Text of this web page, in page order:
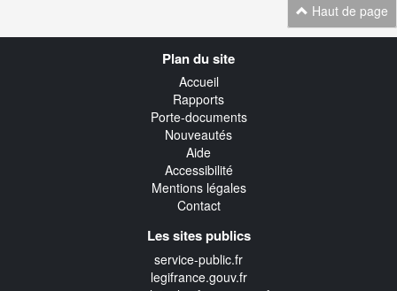
Haut de page
Plan du site
Accueil
Rapports
Porte-documents
Nouveautés
Aide
Accessibilité
Mentions légales
Contact
Les sites publics
service-public.fr
legifrance.gouv.fr